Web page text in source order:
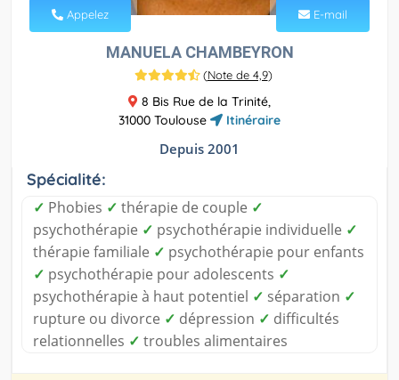
Appelez E-mail
MANUELA CHAMBEYRON
(Note de 4,9)
8 Bis Rue de la Trinité,
31000 Toulouse
Itinéraire
Depuis 2001
Spécialité:
✓ Phobies ✓ thérapie de couple ✓
psychothérapie ✓ psychothérapie individuelle ✓
thérapie familiale ✓ psychothérapie pour enfants
✓ psychothérapie pour adolescents ✓
psychothérapie à haut potentiel ✓ séparation ✓
rupture ou divorce ✓ dépression ✓ difficultés
relationnelles ✓ troubles alimentaires